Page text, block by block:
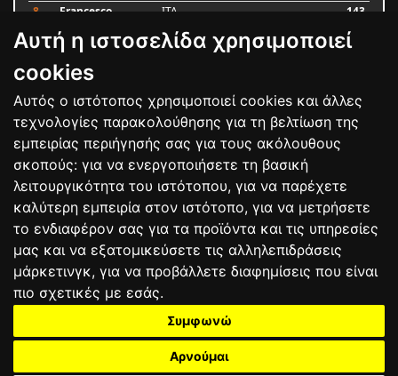
Αυτή η ιστοσελίδα χρησιμοποιεί
cookies
Αυτός ο ιστότοπος χρησιμοποιεί cookies και άλλες
τεχνολογίες παρακολούθησης για τη βελτίωση της
εμπειρίας περιήγησής σας για τους ακόλουθους
σκοπούς: για να ενεργοποιήσετε τη βασική
λειτουργικότητα του ιστότοπου, για να παρέχετε
καλύτερη εμπειρία στον ιστότοπο, για να μετρήσετε
το ενδιαφέρον σας για τα προϊόντα και τις υπηρεσίες
μας και να εξατομικεύσετε τις αλληλεπιδράσεις
μάρκετινγκ, για να προβάλλετε διαφημίσεις που είναι
πιο σχετικές με εσάς.
Συμφωνώ
Αρνούμαι
8
Francesco ITA 143
9 Alex MARQUEZ SPA
Luca MARINI
Bαθμολογία
ΟΡΟΙ ΧΡΗΣΗΣΠΟΛΙΤΙΚΗ ΠΡΟΣΤΑΣΙΑΣ
ΑΓΩΝΕΣΑΠΟΤΕΛΕΣΜΑΤΑΑΓΟΡΑ